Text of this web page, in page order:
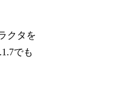
クタを
でも